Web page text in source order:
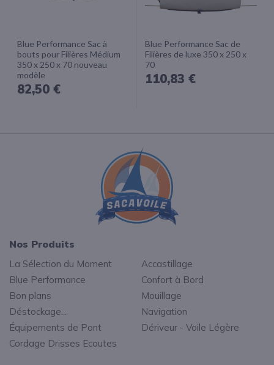
Blue Performance Sac à
bouts pour Filières Médium
350 x 250 x 70 nouveau
modèle
82,50 €
Blue Performance Sac de
Filières de luxe 350 x 250 x
70
110,83 €
Nos Produits
La Sélection du Moment
Blue Performance
Bon plans
Déstockage...
Équipements de Pont
Cordage Drisses Ecoutes
Accastillage
Confort à Bord
Mouillage
Navigation
Dériveur - Voile Légère